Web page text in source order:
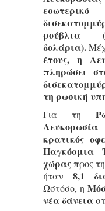
ρούβλια
δολάρια).
έτους, η
πληρώσει
τη ρωσική
Για τη
κρατικός
Παγκόσμια
χώραςπρος τη
ήταν 8,1
Ωστόσο, η
νέα δάνεια